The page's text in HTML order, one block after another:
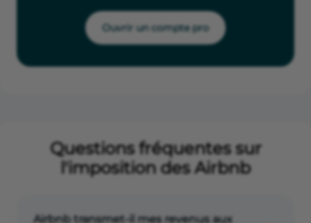
Ouvrir un compte pro
Questions fréquentes sur
l'imposition des Airbnb
Airbnb transmet-il mes revenus aux